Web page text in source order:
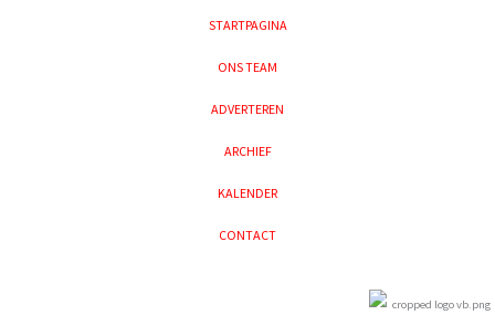
STARTPAGINA
ONS TEAM
ADVERTEREN
ARCHIEF
KALENDER
CONTACT